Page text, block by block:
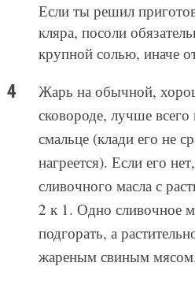
Если ты решил
кляра, посоли
крупной солью, иначе
Жарь на обычной,
сковороде, лучше всего
смальце (клади его не
нагреется). Если его
сливочного масла с
2 к 1. Одно сливочное
подгорать, а
жареным свиным